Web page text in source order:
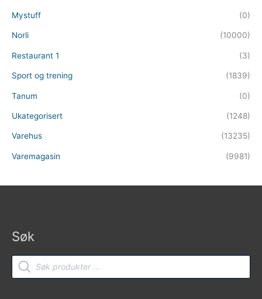
Mystuff (0)
Norli (10000)
Restaurant 1 (3)
Sport og trening (1839)
Tanum (0)
Ukategorisert (1248)
Varehus (13235)
Varemagasin (9981)
Søk
Products
search